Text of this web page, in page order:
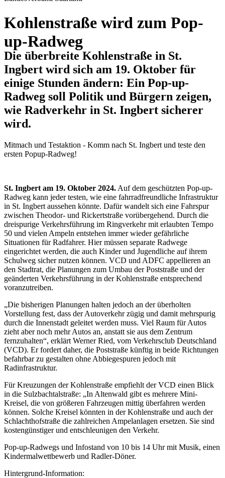
Kohlenstraße wird zum Pop-
up-Radweg
Die überbreite Kohlenstraße in St.
Ingbert wird sich am 19. Oktober für
einige Stunden ändern: Ein Pop-up-
Radweg soll Politik und Bürgern zeigen,
wie Radverkehr in St. Ingbert sicherer
wird.
Mitmach und Testaktion - Komm nach St. Ingbert und teste den
ersten Popup-Radweg!
St. Ingbert am 19. Oktober 2024. Auf dem geschützten Pop-up-
Radweg kann jeder testen, wie eine fahrradfreundliche Infrastruktur
in St. Ingbert aussehen könnte. Dafür wandelt sich eine Fahrspur
zwischen Theodor- und Rickertstraße vorübergehend. Durch die
dreispurige Verkehrsführung im Ringverkehr mit erlaubten Tempo
50 und vielen Ampeln entstehen immer wieder gefährliche
Situationen für Radfahrer. Hier müssen separate Radwege
eingerichtet werden, die auch Kinder und Jugendliche auf ihrem
Schulweg sicher nutzen können. VCD und ADFC appellieren an
den Stadtrat, die Planungen zum Umbau der Poststraße und der
geänderten Verkehrsführung in der Kohlenstraße entsprechend
voranzutreiben.
„Die bisherigen Planungen halten jedoch an der überholten
Vorstellung fest, dass der Autoverkehr zügig und damit mehrspurig
durch die Innenstadt geleitet werden muss. Viel Raum für Autos
zieht aber noch mehr Autos an, anstatt sie aus dem Zentrum
fernzuhalten“, erklärt Werner Ried, vom Verkehrsclub Deutschland
(VCD). Er fordert daher, die Poststraße künftig in beide Richtungen
befahrbar zu gestalten ohne Abbiegespuren jedoch mit
Radinfrastruktur.
Für Kreuzungen der Kohlenstraße empfiehlt der VCD einen Blick
in die Sulzbachtalstraße: „In Altenwald gibt es mehrere Mini-
Kreisel, die von größeren Fahrzeugen mittig überfahren werden
können. Solche Kreisel könnten in der Kohlenstraße und auch der
Schlachthofstraße die zahlreichen Ampelanlagen ersetzen. Sie sind
kostengünstiger und entschleunigen den Verkehr.
Pop-up-Radwegs und Infostand von 10 bis 14 Uhr mit Musik, einen
Kindermalwettbewerb und Radler-Döner.
Hintergrund-Information: